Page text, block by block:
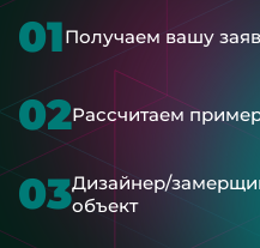
01Получаем вашу
02Рассчитаем
03Дизайнер/
объект